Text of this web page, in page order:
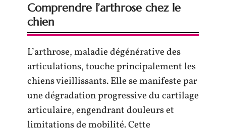
Comprendre l’arthrose chez le
chien
L’arthrose, maladie dégénérative des
articulations, touche principalement les
chiens vieillissants. Elle se manifeste par
une dégradation progressive du cartilage
articulaire, engendrant douleurs et
limitations de mobilité. Cette